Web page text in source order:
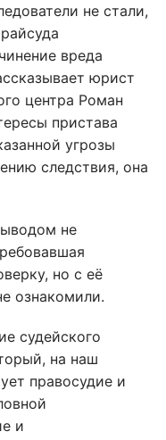
не стали,
вреда
юрист
центра Роман
пристава
угрозы
следствия, она
не
но с её
ознакомили.
судейского
на наш
правосудие и
и